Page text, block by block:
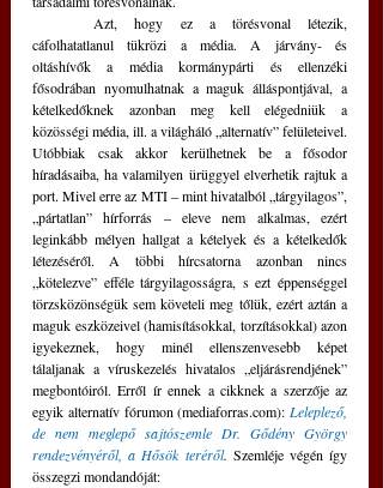
	Azt, hogy ez a törésvonal létezik,
cáfolhatatlanul tükrözi a média. A járvány- és
oltáshívők a média kormánypárti és ellenzéki
fősodrában nyomulhatnak a maguk álláspontjával, a
kételkedőknek azonban meg kell elégedniük a
közösségi média, ill. a világháló „alternatív” felületeivel.
Utóbbiak csak akkor kerülhetnek be a fősodor
híradásaiba, ha valamilyen ürüggyel elverhetik rajtuk a
port. Mivel erre az MTI – mint hivatalból „tárgyilagos”,
„pártatlan” hírforrás – eleve nem alkalmas, ezért
leginkább mélyen hallgat a kételyek és a kételkedők
létezéséről. A többi hírcsatorna azonban nincs
„kötelezve” efféle tárgyilagosságra, s ezt éppenséggel
törzsközönségük sem követeli meg tőlük, ezért aztán a
maguk eszközeivel (hamisításokkal, torzításokkal) azon
igyekeznek, hogy minél ellenszenvesebb képet
tálaljanak a víruskezelés hivatalos „eljárásrendjének”
megbontóiról. Erről ír ennek a cikknek a szerzője az
egyik alternatív fórumon (mediaforras.com): Leleplező,
de nem meglepő sajtószemle Dr. Gődény György
rendezvényéről, a Hősök teréről. Szemléje végén így
összegzi mondandóját: